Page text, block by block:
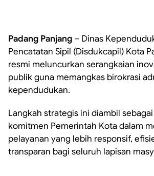
Padang Panjang – Dinas
Pencatatan Sipil (Disdukcapil) Kota
resmi meluncurkan serangkaian
publik guna memangkas birokrasi
kependudukan.
Langkah strategis ini diambil
komitmen Pemerintah Kota dalam
pelayanan yang lebih responsif,
transparan bagi seluruh lapisan